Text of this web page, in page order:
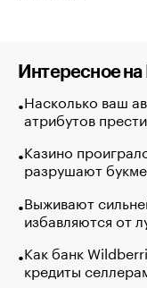
Интересное
Насколько ваш
атрибутов
Казино
разрушают
Выживают
избавляются от
Как банк
кредиты